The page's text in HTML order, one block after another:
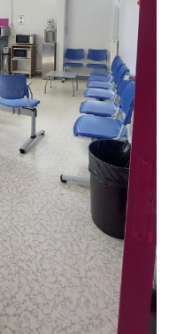
inscrivez-vous !
nosprochains
2027
|
la rentrée 2026
|
:consultez toutes
Trouvez votre
notre Job Board
sur votre avenir pro :
de compétences
nos aides
Jobs Datings -
inscrivez-vous !
nosprochains
2027
|
la rentrée 2026